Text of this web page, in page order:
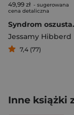
49,99 zł - sugerowana
cena detaliczna
Jessamy Hibberd
7,4 (77)
Inne książki